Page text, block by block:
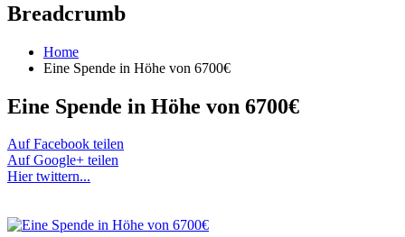
Breadcrumb
Home
Eine Spende in Höhe von 6700€
Eine Spende in Höhe von 6700€
Auf Facebook teilen
Auf Google+ teilen
Hier twittern...